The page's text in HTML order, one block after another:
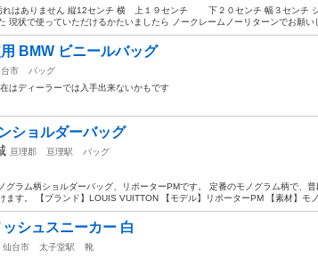
れはありません 縦12センチ 横 上１９センチ 下２０センチ 幅３センチ
現状で使っていただけるかたいましたら ノークレームノーリターンでお願い
BMW ビニールバッグ
市
バッグ
はディーラーでは入手出来ないかもです
ショルダーバッグ
亘理郡 亘理駅
バッグ
グラム柄ショルダーバッグ、リポーターPMです。 定番のモノグラム柄で、
ます。 【ブランド】LOUIS VUITTON 【モデル】リポーターPM 【素材】モノ
シュスニーカー 白
仙台市 太子堂駅
靴